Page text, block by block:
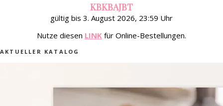
KBKBAJBT
gültig bis 3. August 2026, 23:59 Uhr
Nutze diesen LINK für Online-Bestellungen.
AKTUELLER KATALOG